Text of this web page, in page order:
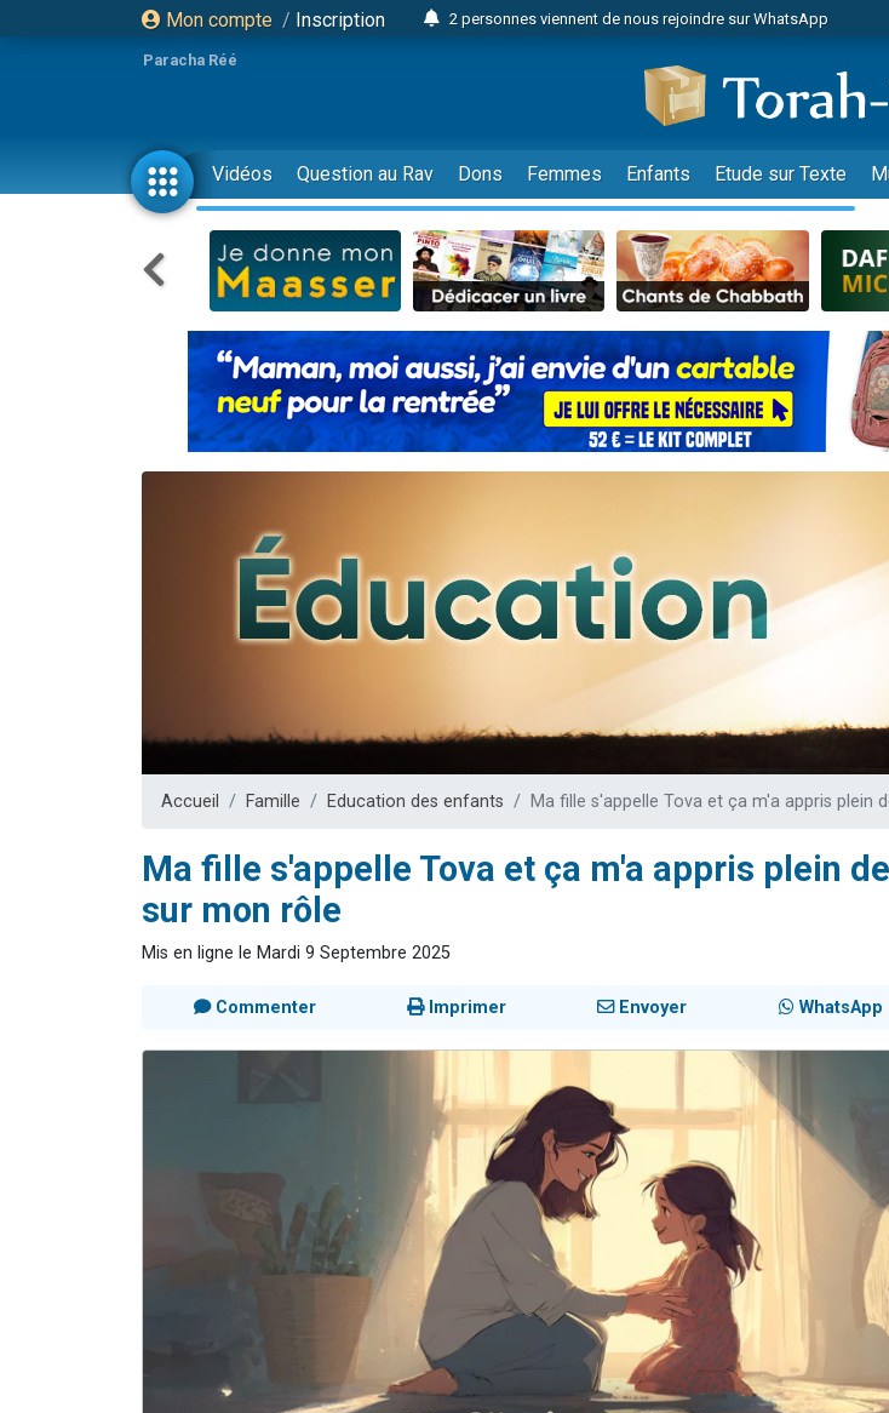
Mon compte / Inscription
2 personnes viennent de nous rejoindre sur WhatsApp
2 nouvelles musiques dans Torah-Box Music
8 personnes viennent de faire un don pour Tsédaka :
4 personnes viennent de faire un don pour Diane, 80 ans,
Nouvelle émission radio : Visions de grandeur n°104 : Le
61 personnes viennent de demander une bénédiction
39 personnes viennent de faire un don pour Sauvez la
Il reste 49 places pour étudier en groupe sur Zoom
Ariel vient de donner son Maasser
Nathaniel vient de donner son Maasser
6 personnes viennent de faire un don pour 5 enfants déjà
2 personnes viennent de faire un don pour Reloger Rivka,
Dovan vient de donner son Maasser
2 personnes viennent de nous rejoindre sur WhatsApp
2 personnes viennent de nous rejoindre sur WhatsApp
Malgorzata vient de donner son Maasser
Paracha Réé
Vidéos Question au Rav Dons Femmes Enfants Etude sur Texte
Accueil Famille Education des enfants Ma fille s'appelle Tova et ça m'a appris plein
Ma fille s'appelle Tova et ça m'a appris plein
sur mon rôle
Mis en ligne le Mardi 9 Septembre 2025
Commenter Imprimer Envoyer WhatsApp